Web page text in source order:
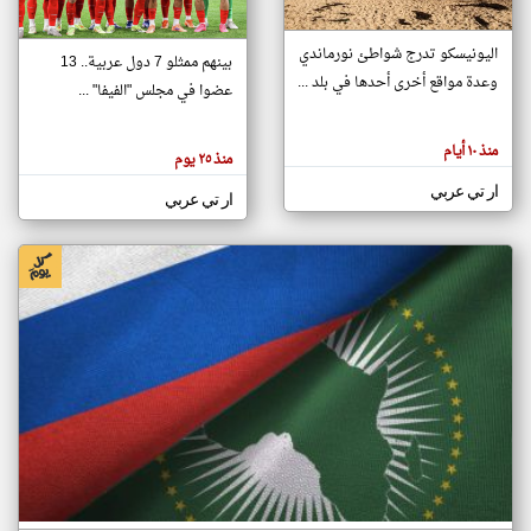
تغيير الدولة
اخبار جزر القمر على مدار الساعة
أهم اخبار جزر القمر العاجلة والمباشرة
هنا عن
وجهة
كاتبيها.
اليونيسكو تدرج شواطئ نورماندي
وعدة مواقع أخرى أحدها في بلد ...
منذ ١٠ أيام
ار تي عربي
بينهم ممثلو 7 دول عربية.. 13
عضوا في مجلس "الفيفا" ...
منذ ٢٥ يوم
ار تي عربي
klyoum.com